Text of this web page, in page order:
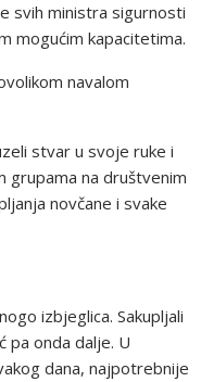
svih ministra sigurnosti
mogućim kapacitetima.
navalom
stvar u svoje ruke i
grupama na društvenim
novčane i svake
izbjeglica. Sakupljali
pa onda dalje. U
dana, najpotrebnije